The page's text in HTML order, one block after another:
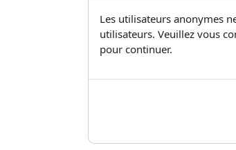
Les utilisateurs anonymes
utilisateurs. Veuillez vous
pour continuer.